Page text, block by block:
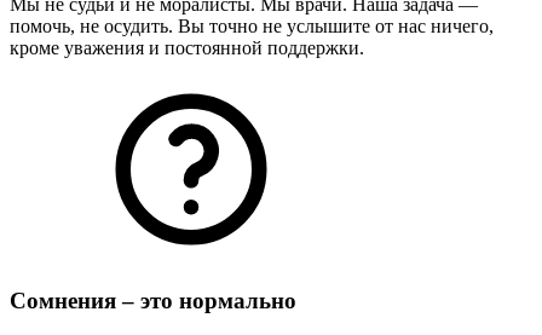
Мы не судьи и не моралисты. Мы врачи. Наша задача —
помочь, не осудить. Вы точно не услышите от нас ничего,
кроме уважения и постоянной поддержки.
Сомнения – это нормально